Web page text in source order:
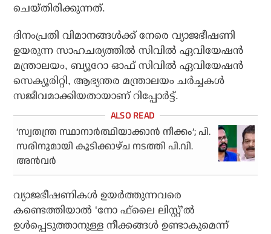
ചെയ്തിരിക്കുന്നത്.
ദിനംപ്രതി വിമാനങ്ങള്‍ക്ക് നേരെ വ്യാജഭീഷണി
ഉയരുന്ന സാഹചര്യത്തില്‍ സിവില്‍ ഏവിയേഷന്‍
മന്ത്രാലയം, ബ്യൂറോ ഓഫ് സിവില്‍ ഏവിയേഷന്‍
സെക്യൂരിറ്റി, ആഭ്യന്തര മന്ത്രാലയം ചര്‍ച്ചകള്‍
സജീവമാക്കിയതായാണ് റിപ്പോര്‍ട്ട്.
‘സ്വതന്ത്ര സ്ഥാനാര്‍ത്ഥിയാക്കാന്‍ നീക്കം’; പി.
സരിനുമായി കൂടിക്കാഴ്ച നടത്തി പി.വി.
അന്‍വര്‍
വ്യാജഭീഷണികള്‍ ഉയര്‍ത്തുന്നവരെ
കണ്ടെത്തിയാല്‍ ‘നോ ഫ്‌ലൈ ലിസ്റ്റ്’ല്‍
ഉള്‍പ്പെടുത്താനുള്ള നീക്കങ്ങള്‍ ഉണ്ടാകുമെന്ന്